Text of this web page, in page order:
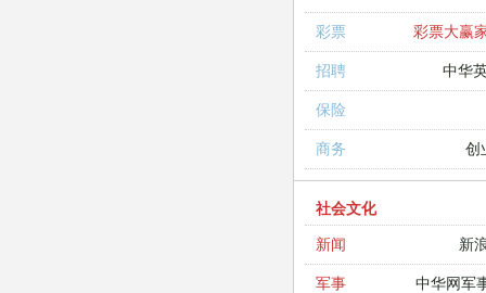
彩票 彩票大赢
招聘 中华
保险
商务 创
社会文化
新闻
新
军事 中华网军